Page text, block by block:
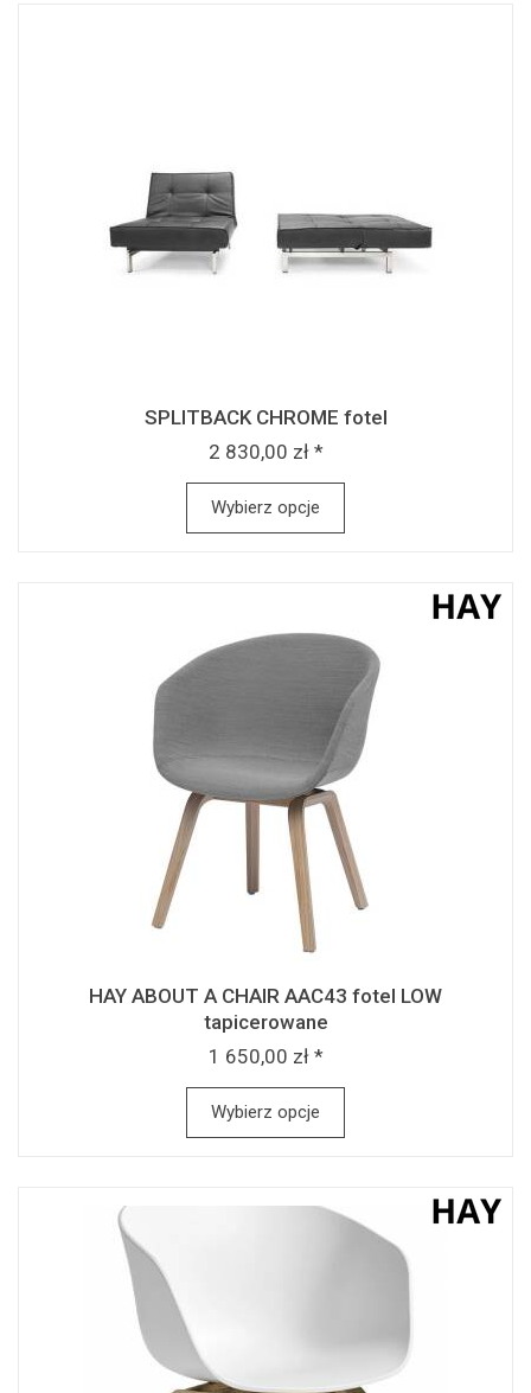
SPLITBACK CHROME fotel
2 830,00 zł *
Wybierz opcje
HAY ABOUT A CHAIR AAC43 fotel LOW
tapicerowane
1 650,00 zł *
Wybierz opcje